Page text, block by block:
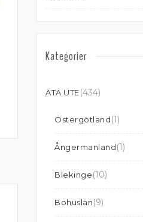
Kategorier
ÄTA UTE(434)
Östergötland(1)
Ångermanland(1)
Blekinge(10)
Bohuslän(9)